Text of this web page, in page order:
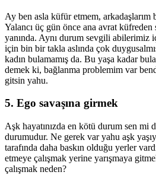
Ay ben asla küfür etmem, arkadaşlarım
Yalancı üç gün önce ana avrat küfreden
yanında. Aynı durum sevgili abilerimiz
için bin bir takla aslında çok
kadın bulamamış da. Bu yaşa kadar
demek ki, bağlanma problemim var
gitsin yahu.
5. Ego savaşına girmek
Aşk hayatınızda en kötü durum sen mi
durumudur. Ne gerek var yahu aşk
tarafında daha baskın olduğu yerler
etmeye çalışmak yerine yarışmaya
çalışmak neden?